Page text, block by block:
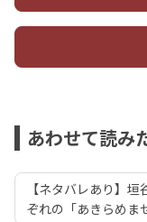
あわせて読み
【ネタバレあり】
ぞれの「あきらめま